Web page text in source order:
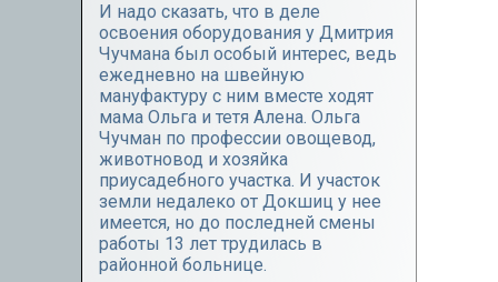
И надо сказать, что в деле
освоения оборудования у Дмитрия
Чучмана был особый интерес, ведь
ежедневно на швейную
мануфактуру с ним вместе ходят
мама Ольга и тетя Алена. Ольга
Чучман по профессии овощевод,
животновод и хозяйка
приусадебного участка. И участок
земли недалеко от Докшиц у нее
имеется, но до последней смены
работы 13 лет трудилась в
районной больнице.